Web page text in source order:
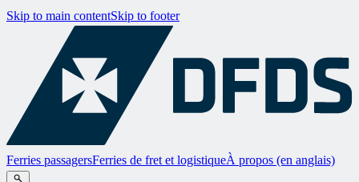
Skip to main contentSkip to footer
Ferries passagersFerries de fret et logistiqueÀ propos (en anglais)